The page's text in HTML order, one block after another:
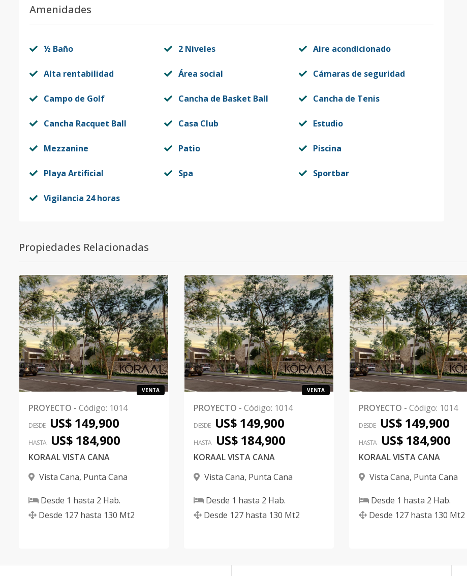
Amenidades
½ Baño 2 Niveles Aire acondicionado
Alta rentabilidad Área social Cámaras de seguridad
Campo de Golf Cancha de Basket Ball Cancha de Tenis
Cancha Racquet Ball Casa Club Estudio
Mezzanine Patio Piscina
Playa Artificial Spa Sportbar
Vigilancia 24 horas
Propiedades Relacionadas
VENTA
PROYECTO - Código: 1014
DESDE US$ 149,900
HASTA US$ 184,900
KORAAL VISTA CANA
Vista Cana, Punta Cana
Desde 1 hasta 2 Hab.
Desde 127 hasta 130 Mt2
VENTA
PROYECTO - Código: 1014
DESDE US$ 149,900
HASTA US$ 184,900
KORAAL VISTA CANA
Vista Cana, Punta Cana
Desde 1 hasta 2 Hab.
Desde 127 hasta 130 Mt2
PROYECTO - Código: 1014
DESDE US$ 149,900
HASTA US$ 184,900
KORAAL VISTA CANA
Vista Cana, Punta Cana
Desde 1 hasta 2 Hab.
Desde 127 hasta 130 Mt2